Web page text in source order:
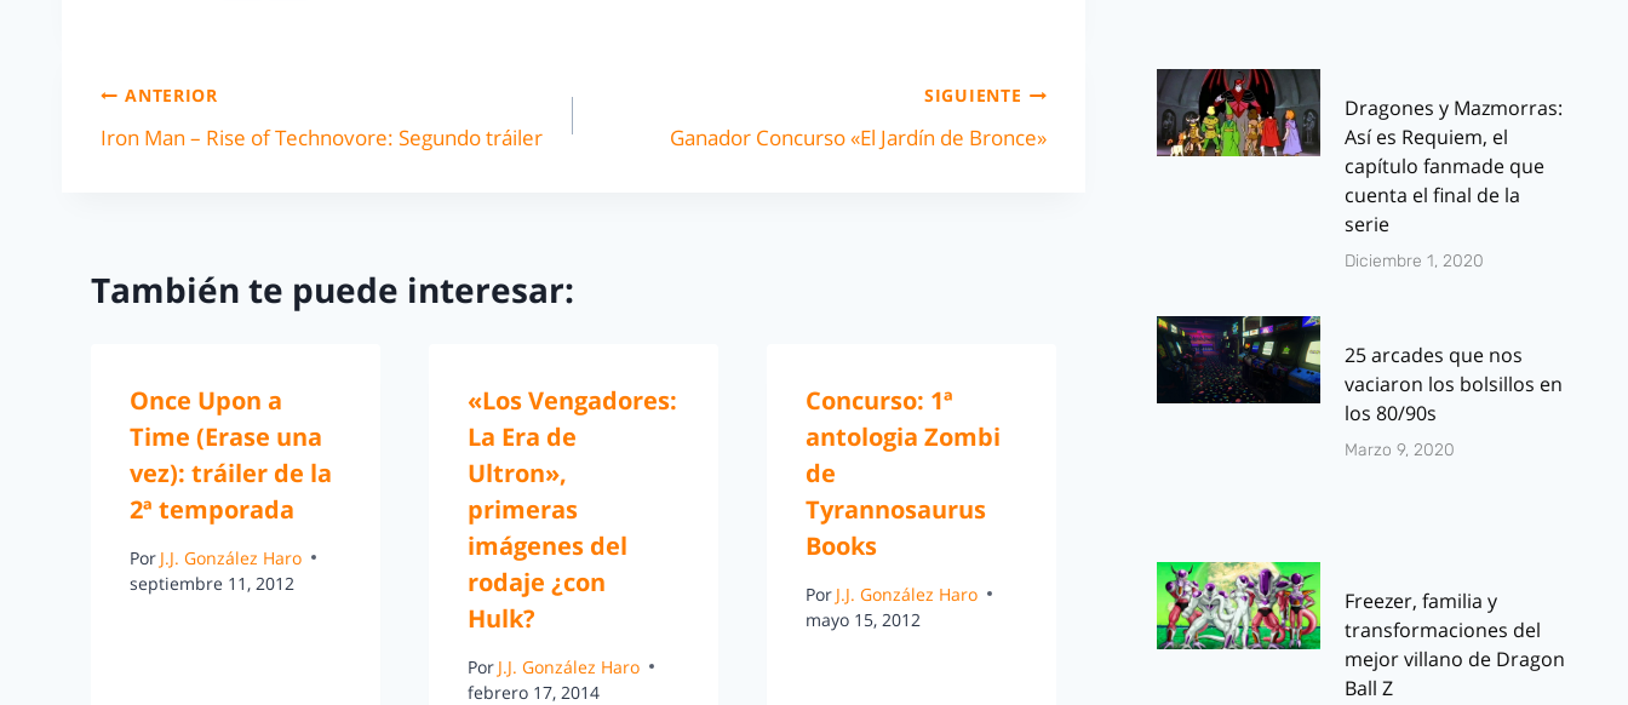
ANTERIOR
Iron Man – Rise of Technovore: Segundo tráiler
SIGUIENTE
Ganador Concurso «El Jardín de Bronce»
También te puede interesar:
Once Upon a
Time (Erase una
vez): tráiler de la
2ª temporada
Por J.J. González Haro
septiembre 11, 2012
«Los Vengadores:
La Era de
Ultron»,
primeras
imágenes del
rodaje ¿con
Hulk?
Por J.J. González Haro
febrero 17, 2014
Concurso: 1ª
antologia Zombi
de
Tyrannosaurus
Books
Por J.J. González Haro
mayo 15, 2012
Dragones y Mazmorras:
Así es Requiem, el
capítulo fanmade que
cuenta el final de la
serie
Diciembre 1, 2020
25 arcades que nos
vaciaron los bolsillos en
los 80/90s
Marzo 9, 2020
Freezer, familia y
transformaciones del
mejor villano de Dragon
Ball Z